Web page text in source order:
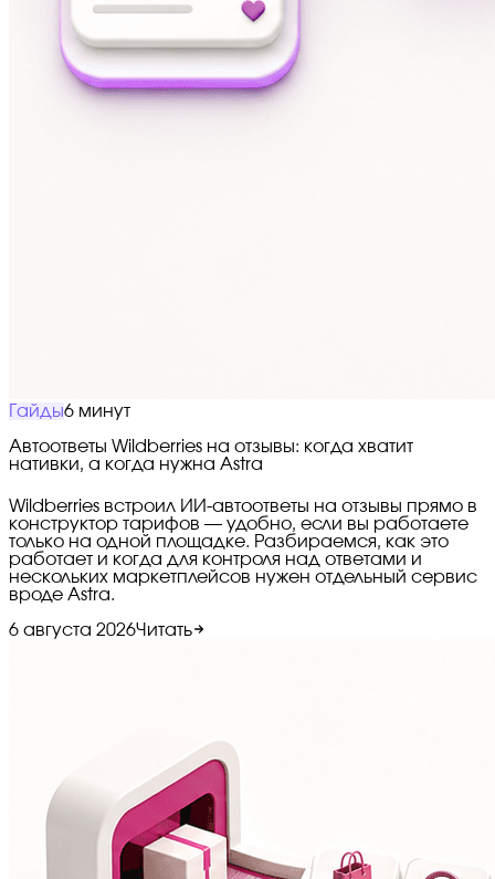
Гайды6 минут
Автоответы Wildberries на отзывы: когда хватит
нативки, а когда нужна Astra
Wildberries встроил ИИ-автоответы на отзывы прямо в
конструктор тарифов — удобно, если вы работаете
только на одной площадке. Разбираемся, как это
работает и когда для контроля над ответами и
нескольких маркетплейсов нужен отдельный сервис
вроде Astra.
6 августа 2026Читать